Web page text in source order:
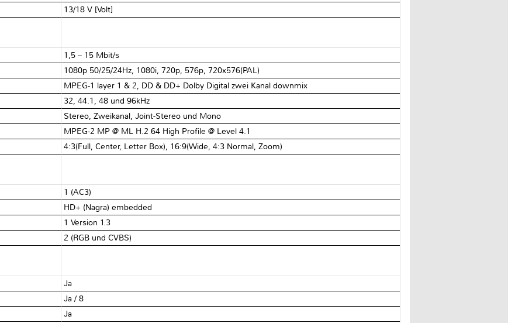
13/18 V [Volt]
1,5 – 15 Mbit/s
1080p 50/25/24Hz, 1080i, 720p, 576p, 720x576(PAL)
MPEG-1 layer 1 & 2, DD & DD+ Dolby Digital zwei Kanal downmix
32, 44.1, 48 und 96kHz
Stereo, Zweikanal, Joint-Stereo und Mono
MPEG-2 MP @ ML H.2 64 High Profile @ Level 4.1
4:3(Full, Center, Letter Box), 16:9(Wide, 4:3 Normal, Zoom)
1 (AC3)
HD+ (Nagra) embedded
1 Version 1.3
2 (RGB und CVBS)
Ja
Ja / 8
Ja